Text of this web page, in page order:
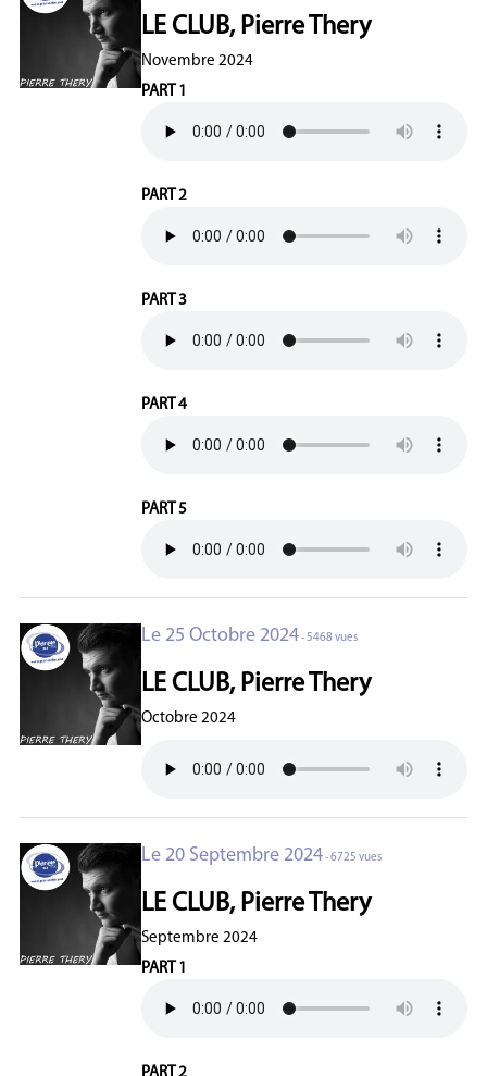
LE CLUB, Pierre Thery
Novembre 2024
PART 1
PART 2
PART 3
PART 4
PART 5
Le 25 Octobre 2024- 5468 vues
LE CLUB, Pierre Thery
Octobre 2024
Le 20 Septembre 2024- 6725 vues
LE CLUB, Pierre Thery
Septembre 2024
PART 1